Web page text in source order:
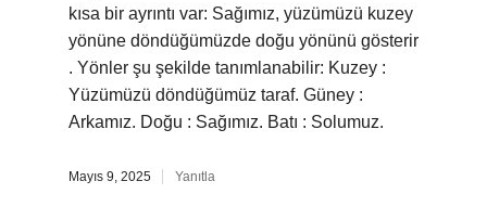
kısa bir ayrıntı var: Sağımız, yüzümüzü kuzey
yönüne döndüğümüzde doğu yönünü gösterir
. Yönler şu şekilde tanımlanabilir: Kuzey :
Yüzümüzü döndüğümüz taraf. Güney :
Arkamız. Doğu : Sağımız. Batı : Solumuz.
Mayıs 9, 2025 Yanıtla